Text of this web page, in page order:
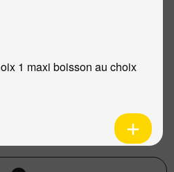
1 maxi boisson au choix